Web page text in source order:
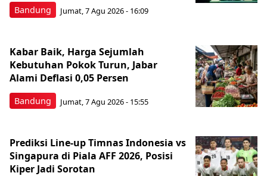
Bandung Jumat, 7 Agu 2026 - 16:09
Bandung
Kabar Baik, Harga Sejumlah
Kebutuhan Pokok Turun, Jabar
Alami Deflasi 0,05 Persen
Jumat, 7 Agu 2026 - 15:55
Prediksi Line-up Timnas Indonesia vs
Singapura di Piala AFF 2026, Posisi
Kiper Jadi Sorotan